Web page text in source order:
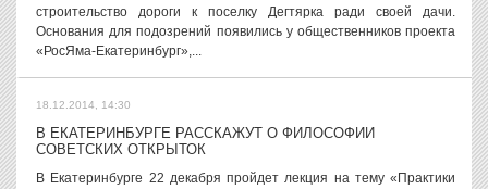
строительство дороги к поселку Дегтярка ради своей дачи.
Основания для подозрений появились у общественников проекта
«РосЯма-Екатеринбург»,...
18.12.2014, 14:30
В ЕКАТЕРИНБУРГЕ РАССКАЖУТ О ФИЛОСОФИИ
СОВЕТСКИХ ОТКРЫТОК
В Екатеринбурге 22 декабря пройдет лекция на тему «Практики